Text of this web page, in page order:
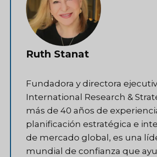
Ruth Stanat
Fundadora y directora
International Research &
más de 40 años de
planificación estratégica e
de mercado global, es una
mundial de confianza que